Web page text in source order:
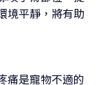
境平靜，將有助
痛是寵物不適的